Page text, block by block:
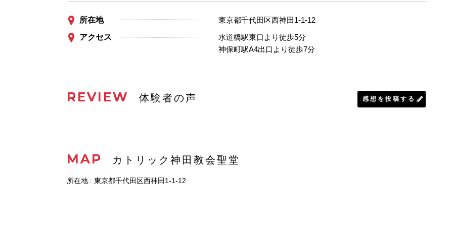
所在地
東京都千代田区西神田1-1-12
アクセス
水道橋駅東口より徒歩5分
神保町駅A4出口より徒歩7分
REVIEW 体験者の声 感想を投稿する
MAP カトリック神田教会聖堂
所在地 : 東京都千代田区西神田1-1-12